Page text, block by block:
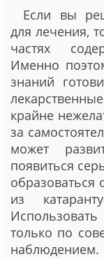
Если вы
для лечения,
частях
Именно
знаний
крайне
за
может
появиться
образоваться
из
только по
наблюдением.